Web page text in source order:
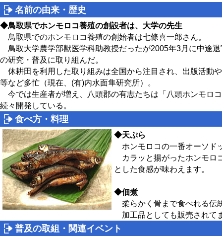
名前の由来・歴史
◆鳥取県でホンモロコ養殖の創設者は、大学の先生
鳥取県でのホンモロコ養殖の創始者は七條喜一郎さん。
鳥取大学農学部獣医学科助教授だったが2005年3月に中途
の研究・普及に取り組んだ。
休耕田を利用した取り組みは全国から注目され、出版活動
等など多忙（現在、(有)内水面隼研究所）。
今では生産者が増え、八頭郡の有志たちは「八頭ホンモロ
続々開発している。
食べ方・料理
◆天ぷら
ホンモロコの一番オーソド
カラッと揚がったホンモロ
とした食感が味わえます。
◆佃煮
柔らかく骨まで食べれる伝
加工品としても販売されて
普及の取組・関連イベント